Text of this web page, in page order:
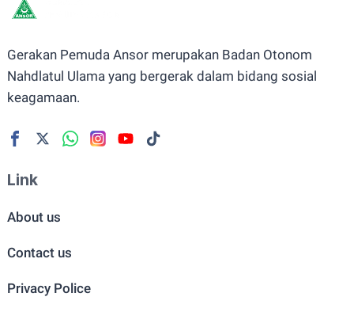
Gerakan Pemuda Ansor merupakan Badan Otonom
Nahdlatul Ulama yang bergerak dalam bidang sosial
keagamaan.
Link
About us
Contact us
Privacy Police